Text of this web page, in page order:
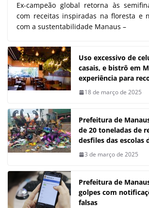
Ex-campeão global retorna às
com receitas inspiradas na floresta e
com a sustentabilidade Manaus –
Uso excessivo de
casais, e bistrô em
experiência para
18 de março de 2025
Prefeitura de
de 20 toneladas de
desfiles das escolas
3 de março de 2025
Prefeitura de
golpes com
falsas